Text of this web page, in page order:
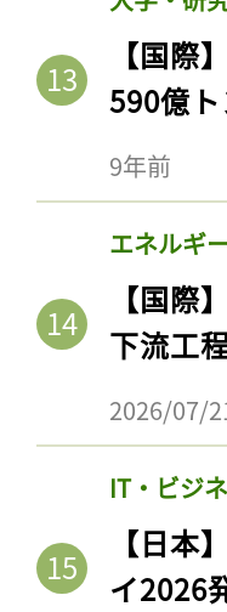
【国際
590億
9年前
エネルギ
【国際
下流工
2026/07/
IT・ビジ
【日本
イ2026